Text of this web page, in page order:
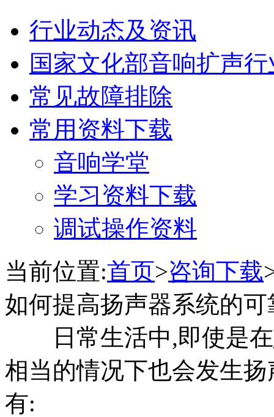
行业动态及资讯
国家文化部音响扩声
常见故障排除
常用资料下载
音响学堂
学习资料下载
调试操作资料
当前位置:首页>咨询下载
如何提高扬声器系统的可
日常生活中,即使是在
相当的情况下也会发生
有: